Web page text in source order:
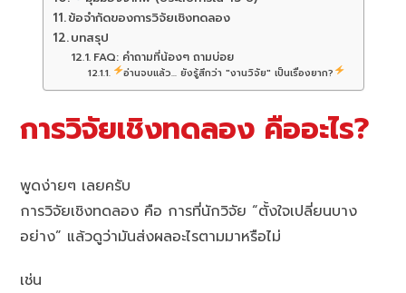
ข้อจำกัดของการวิจัยเชิงทดลอง
บทสรุป
FAQ: คำถามที่น้องๆ ถามบ่อย
อ่านจบแล้ว... ยังรู้สึกว่า "งานวิจัย" เป็นเรื่องยาก?
การวิจัยเชิงทดลอง คืออะไร?
พูดง่ายๆ เลยครับ
การวิจัยเชิงทดลอง คือ การที่นักวิจัย “ตั้งใจเปลี่ยนบาง
อย่าง” แล้วดูว่ามันส่งผลอะไรตามมาหรือไม่
เช่น